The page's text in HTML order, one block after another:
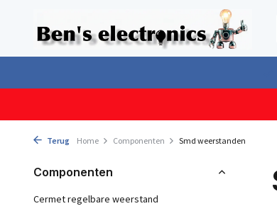
Terug Home Componenten Smd weerstanden
Componenten
Cermet regelbare weerstand